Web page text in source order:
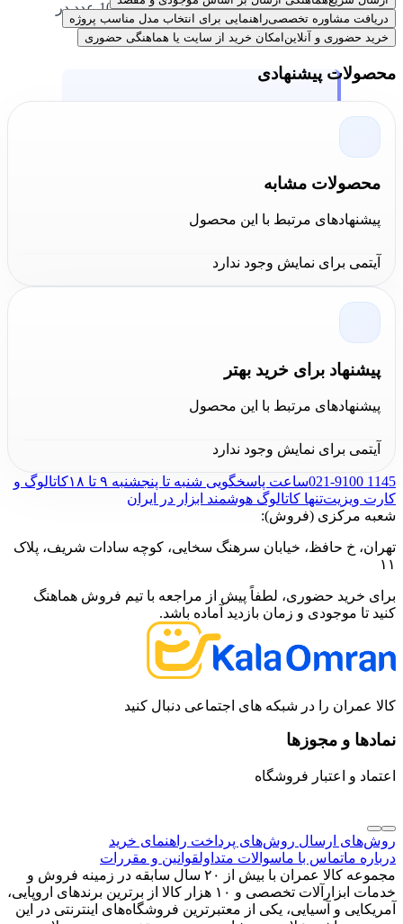
تاسیساتی اروپایی است. بست MC 16 دارای 100 عدد در
بسته بندی اصلی شرکت آپولو میا است.
فروشان است. تمامی محصولات این برند
کالا و همچنین در
فروشگاه کالا عمران
موجود هستند. برای دریافت مشاوره از
طریق برنامه هایتلگرام–واتس اپ–
مجموعه در ارتباط باشید.
دریافت مشاوره تخصصیراهنمایی برای انتخاب مدل مناسب پروژه
خرید حضوری و آنلاین امکان خرید از سایت یا هماهنگی حضوری
محصولات پیشنهادی
محصولات مشابه
پیشنهادهای مرتبط با این محصول
آیتمی برای نمایش وجود ندارد
پیشنهاد برای خرید بهتر
پیشنهادهای مرتبط با این محصول
آیتمی برای نمایش وجود ندارد
021-9100 1145ساعت پاسخگویی شنبه تا پنجشنبه ۹ تا ۱۸
کاتالوگ و
کارت ویزیتتنها کاتالوگ هوشمند ابزار در ایران
شعبه مرکزی (فروش):
تهران، خ حافظ، خیابان سرهنگ سخایی، کوچه سادات شریف، پلاک
۱۱
برای خرید حضوری، لطفاً پیش از مراجعه با تیم فروش هماهنگ
کنید تا موجودی و زمان بازدید آماده باشد.
کالا عمران را در شبکه های اجتماعی دنبال کنید
نمادها و مجوزها
اعتماد و اعتبار فروشگاه
روش‌های ارسال روش‌های پرداخت راهنمای خرید
درباره ماتماس با ماسوالات متداولقوانین و مقررات
مجموعه کالا عمران با بیش از ۲۰ سال سابقه در زمینه فروش و
خدمات ابزارآلات تخصصی و ۱۰ هزار کالا از برترین برندهای اروپایی،
آمریکایی و آسیایی، یکی از معتبرترین فروشگاه‌های اینترنتی در این